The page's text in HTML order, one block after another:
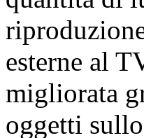
esterne al
migliorata
oggetti